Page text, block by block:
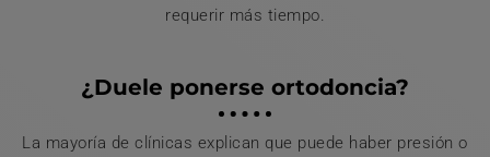
requerir más tiempo.
¿Duele ponerse ortodoncia?
La mayoría de clínicas explican que puede haber presión o